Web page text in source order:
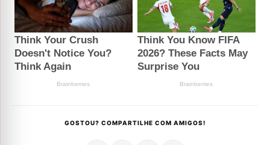
GOSTOU? COMPARTILHE COM AMIGOS!